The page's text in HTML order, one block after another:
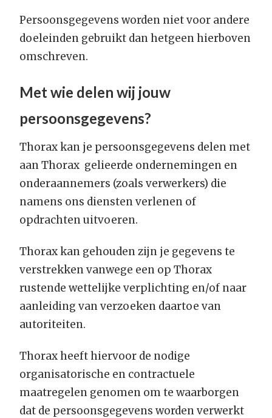
Persoonsgegevens worden niet voor andere
doeleinden gebruikt dan hetgeen hierboven
omschreven.
Met wie delen wij jouw
persoonsgegevens?
Thorax kan je persoonsgegevens delen met
aan Thorax gelieerde ondernemingen en
onderaannemers (zoals verwerkers) die
namens ons diensten verlenen of
opdrachten uitvoeren.
Thorax kan gehouden zijn je gegevens te
verstrekken vanwege een op Thorax
rustende wettelijke verplichting en/of naar
aanleiding van verzoeken daartoe van
autoriteiten.
Thorax heeft hiervoor de nodige
organisatorische en contractuele
maatregelen genomen om te waarborgen
dat de persoonsgegevens worden verwerkt